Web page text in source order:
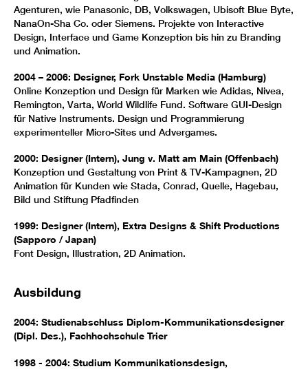
Agenturen, wie Panasonic, DB, Volkswagen, Ubisoft Blue Byte,
NanaOn-Sha Co. oder Siemens. Projekte von Interactive
Design, Interface und Game Konzeption bis hin zu Branding
und Animation.
2004 – 2006: Designer, Fork Unstable Media (Hamburg)
Online Konzeption und Design für Marken wie Adidas, Nivea,
Remington, Varta, World Wildlife Fund. Software GUI-Design
für Native Instruments. Design und Programmierung
experimenteller Micro-Sites und Advergames.
2000: Designer (Intern), Jung v. Matt am Main (Offenbach)
Konzeption und Gestaltung von Print & TV-Kampagnen, 2D
Animation für Kunden wie Stada, Conrad, Quelle, Hagebau,
Bild und Stiftung Pfadfinden
1999: Designer (Intern), Extra Designs & Shift Productions
(Sapporo / Japan)
Font Design, Illustration, 2D Animation.
Ausbildung
2004: Studienabschluss Diplom-Kommunikationsdesigner
(Dipl. Des.), Fachhochschule Trier
1998 - 2004: Studium Kommunikationsdesign,